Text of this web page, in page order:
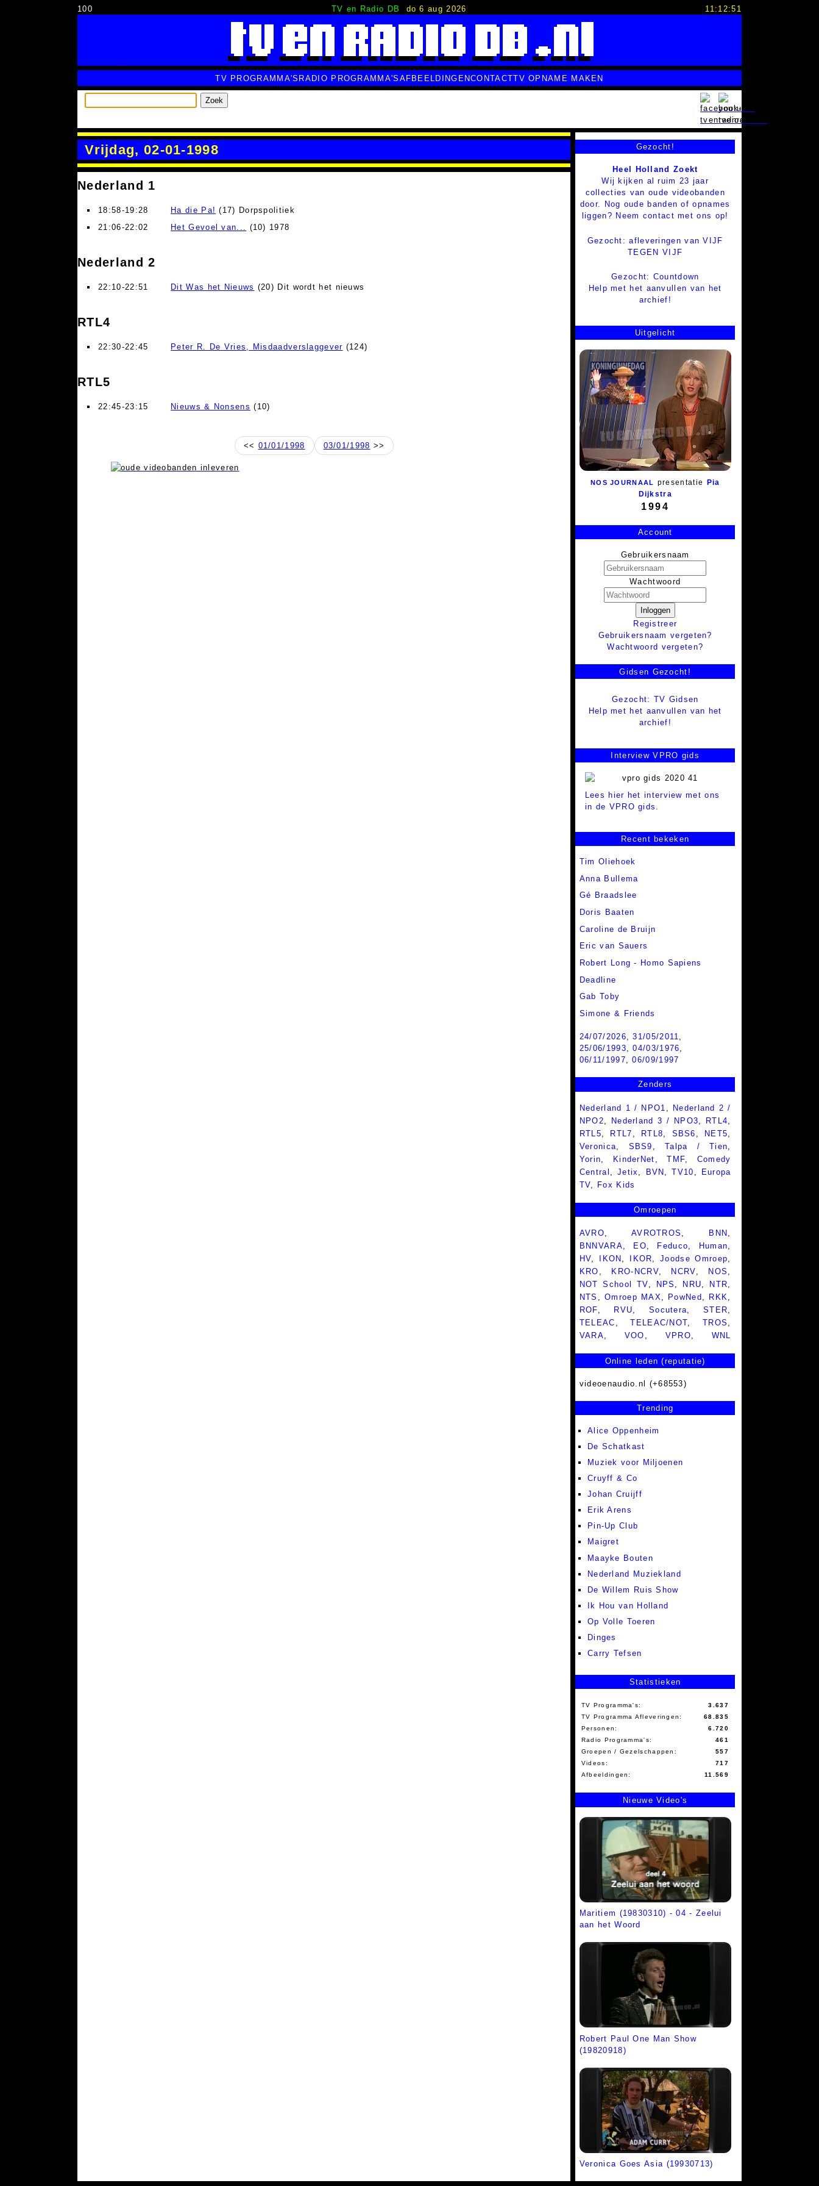
100 TV en Radio DB do 6 aug 2026 11:12:52
TV PROGRAMMA'S RADIO PROGRAMMA'S AFBEELDINGENCONTACTTV OPNAME MAKEN
Zoek
Vrijdag, 02-01-1998
Nederland 1
18:58-19:28 Ha die Pa! (17) Dorpspolitiek
21:06-22:02
Het Gevoel van... (10) 1978
Nederland 2
22:10-22:51 Dit Was het Nieuws (20) Dit wordt het nieuws
RTL4
22:30-22:45 Peter R. De Vries, Misdaadverslaggever (124)
RTL5
22:45-23:15 Nieuws & Nonsens (10)
<< 01/01/1998 03/01/1998 >>
Gezocht!
Heel Holland Zoekt
Wij kijken al ruim 23 jaar
collecties van oude videobanden
door. Nog oude banden of opnames
liggen? Neem contact met ons op!
Gezocht: afleveringen van VIJF
TEGEN VIJF
Gezocht: Countdown
Help met het aanvullen van het
archief!
Uitgelicht
NOS JOURNAAL presentatie
Pia
Dijkstra
1994
Account
Gebruikersnaam
Wachtwoord
Inloggen
Registreer
Gebruikersnaam vergeten?
Wachtwoord vergeten?
Gidsen Gezocht!
Gezocht: TV Gidsen
Help met het aanvullen van het
archief!
Interview VPRO gids
Lees hier het interview met ons
in de VPRO gids.
Recent bekeken
Tim Oliehoek
Anna Bullema
Gé Braadslee
Doris Baaten
Caroline de Bruijn
Eric van Sauers
Robert Long - Homo Sapiens
Deadline
Gab Toby
Simone & Friends
24/07/2026,31/05/2011,
25/06/1993,04/03/1976,
06/11/1997,06/09/1997
Zenders
Nederland 1 / NPO1
Nederland 2 /
NPO2
Nederland 3 / NPO3 RTL4
RTL5
RTL7 RTL8 SBS6 NET5
Veronica
SBS9 ,Talpa / Tien
Yorin
KinderNet ,TMF
Comedy
Central
Jetix BVN ,TV10
Europa
TV
Fox Kids
Omroepen
AVRO, AVROTROS , BNN ,
BNNVARA, EO, Feduco, Human,
HV, IKON , IKOR,Joodse Omroep,
KRO , KRO-NCRV, NCRV, NOS ,
NOT School TV, NPS , NRU, NTR,
NTS ,Omroep MAX, PowNed , RKK,
ROF, RVU, Socutera,STER,
TELEAC ,TELEAC/NOT,TROS ,
VARA, VOO , VPRO, WNL
Online leden (reputatie)
videoenaudio.nl (+68553)
Trending
Alice Oppenheim
De Schatkast
Muziek voor Miljoenen
Cruyff & Co
Johan Cruijff
Erik Arens
Pin-Up Club
Maigret
Maayke Bouten
Nederland Muziekland
De Willem Ruis Show
Ik Hou van Holland
Op Volle Toeren
Dinges
Carry Tefsen
Statistieken
TV Programma's:
3.637
TV Programma Afleveringen:
68.835
Personen:
6.720
Radio Programma's:
461
Groepen / Gezelschappen:
557
Videos:
717
Afbeeldingen:
11.569
Nieuwe Video's
Maritiem (19830310) - 04 - Zeelui
aan het Woord
Robert Paul One Man Show
(19820918)
Veronica Goes Asia (19930713)